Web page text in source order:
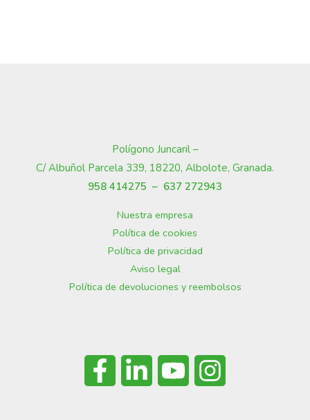
Polígono Juncaril –
C/ Albuñol Parcela 339, 18220, Albolote, Granada.
958 414275 – 637 272943
Nuestra empresa
Política de cookies
Política de privacidad
Aviso legal
Política de devoluciones y reembolsos